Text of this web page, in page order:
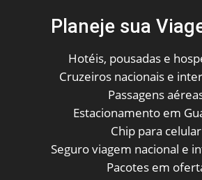
Planeje sua
Hotéis, pousadas e
Cruzeiros nacionais e
Passagens
Estacionamento em
Chip para celular
Seguro viagem nacional e
Pacotes em